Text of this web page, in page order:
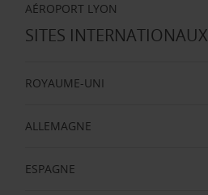
AÉROPORT LYON
SITES INTERNATIONAUX
ROYAUME-UNI
ALLEMAGNE
ESPAGNE